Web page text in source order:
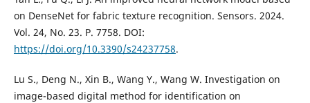
on DenseNet for fabric texture recognition. Sensors. 2024.
Vol. 24, No. 23. P. 7758. DOI:
https://doi.org/10.3390/s24237758.
Lu S., Deng N., Xin B., Wang Y., Wang W. Investigation on
image-based digital method for identification on